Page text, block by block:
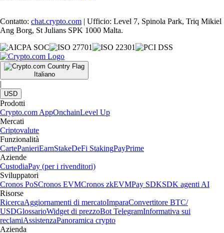
Contatto: chat.crypto.com | Ufficio: Level 7, Spinola Park, Triq Mikiel
Ang Borg, St Julians SPK 1000 Malta.
Italiano
|
USD
Prodotti
Crypto.com AppOnchainLevel Up
Mercati
Criptovalute
Funzionalità
CartePanieriEarnStakeDeFi StakingPayPrime
Aziende
CustodiaPay (per i rivenditori)
Sviluppatori
Cronos PoSCronos EVMCronos zkEVMPay SDKSDK agenti AI
Risorse
RicercaAggiornamenti di mercatoImparaConvertitore BTC/
USDGlossarioWidget di prezzoBot TelegramInformativa sui
reclamiAssistenzaPanoramica crypto
Azienda